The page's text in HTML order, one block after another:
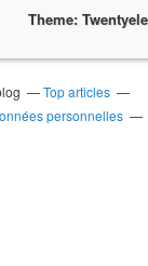
Theme:
Top articles
personnelles